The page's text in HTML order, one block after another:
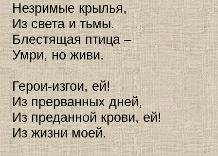
Незримые крылья,
Из света и тьмы.
Блестящая птица –
Умри, но живи.
Герои-изгои, ей!
Из прерванных дней,
Из преданной крови, ей!
Из жизни моей.